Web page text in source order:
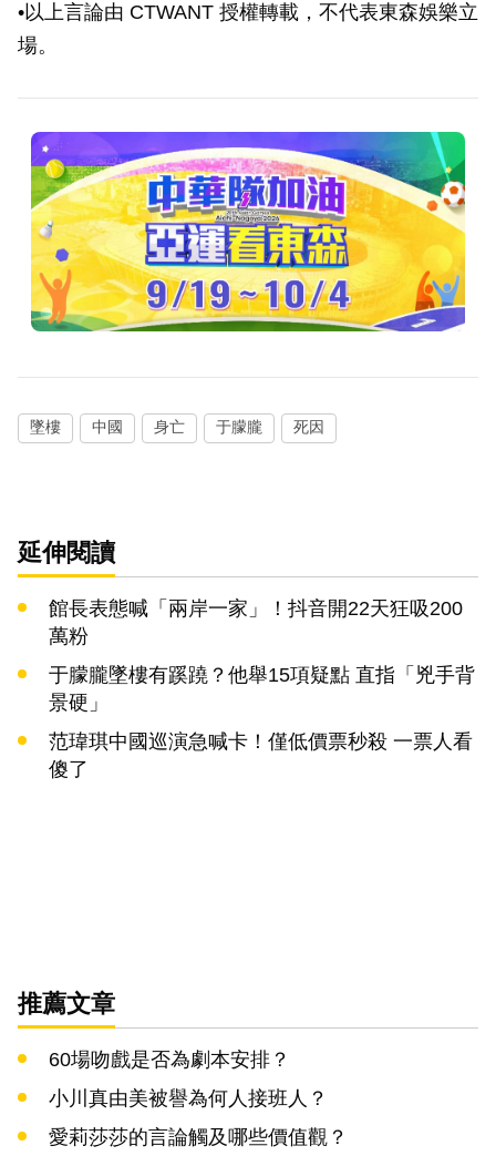
•以上言論由 CTWANT 授權轉載，不代表東森娛樂立
場。
墜樓 中國 身亡 于朦朧 死因
延伸閱讀
館長表態喊「兩岸一家」！抖音開22天狂吸200
萬粉
于朦朧墜樓有蹊蹺？他舉15項疑點 直指「兇手背
景硬」
范瑋琪中國巡演急喊卡！僅低價票秒殺 一票人看
傻了
推薦文章
60場吻戲是否為劇本安排？
小川真由美被譽為何人接班人？
愛莉莎莎的言論觸及哪些價值觀？